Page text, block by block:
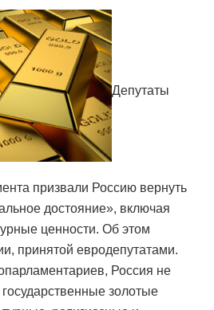
Депутаты
призвали Россию вернуть
достояние», включая
ценности. Об этом
принятой евродепутатами.
Россия не
золотые